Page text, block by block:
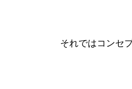
それではコンセ